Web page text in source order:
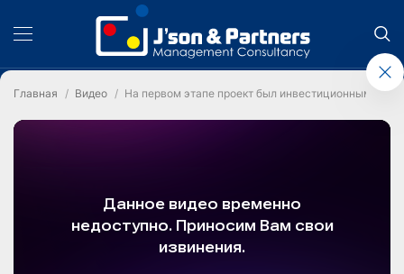
Главная Видео На первом этапе проект был инвестиционным -